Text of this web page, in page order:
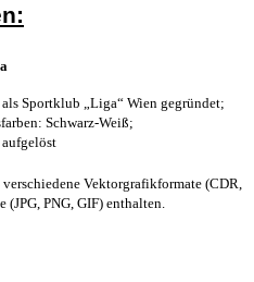
Sportklub „Liga“ Wien gegründet;
Schwarz-Weiß;
Vektorgrafikformate (CDR,
PNG, GIF) enthalten.